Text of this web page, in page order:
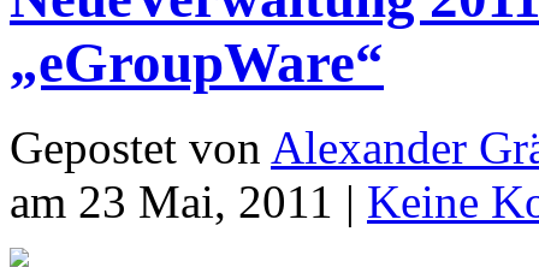
„eGroupWare“
Gepostet von Alexander
am 23 Mai, 2011 | Keine